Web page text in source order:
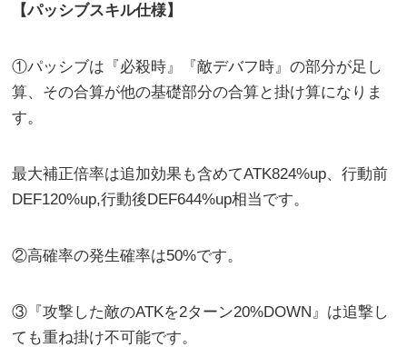
【パッシブスキル仕様】
①パッシブは『必殺時』『敵デバフ時』の部分が足し
算、その合算が他の基礎部分の合算と掛け算になりま
す。
最大補正倍率は追加効果も含めてATK824%up、行動前
DEF120%up,行動後DEF644%up相当です。
②高確率の発生確率は50%です。
③『攻撃した敵のATKを2ターン20%DOWN』は追撃し
ても重ね掛け不可能です。